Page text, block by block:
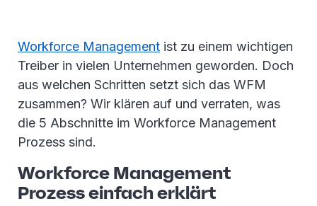
Workforce Management ist zu einem wichtigen
Treiber in vielen Unternehmen geworden. Doch
aus welchen Schritten setzt sich das WFM
zusammen? Wir klären auf und verraten, was
die 5 Abschnitte im Workforce Management
Prozess sind.
Workforce Management
Prozess einfach erklärt